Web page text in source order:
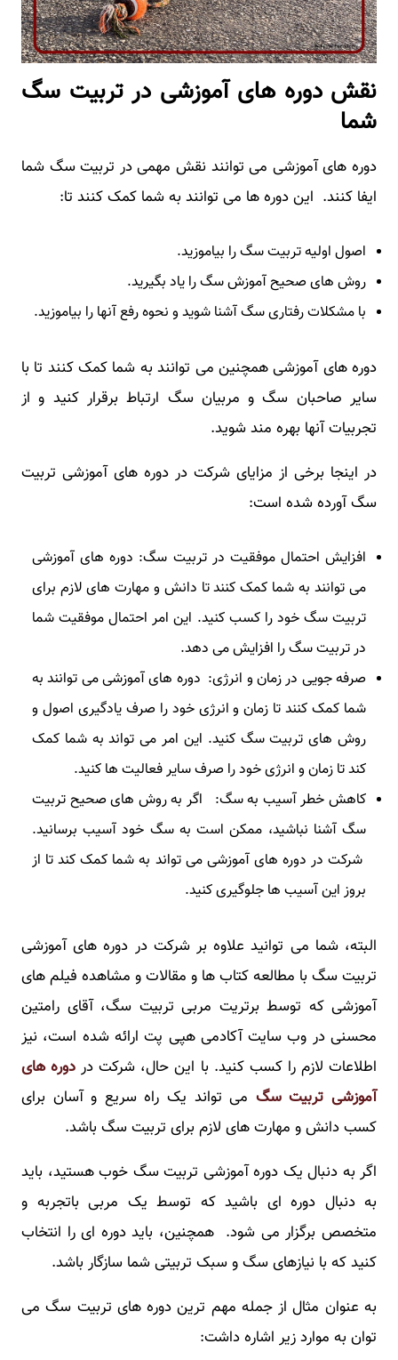
نقش دوره های آموزشی در تربیت سگ
شما
دوره های آموزشی می توانند نقش مهمی در تربیت سگ شما
ایفا کنند. این دوره ها می توانند به شما کمک کنند تا:
اصول اولیه تربیت سگ را بیاموزید.
روش های صحیح آموزش سگ را یاد بگیرید.
با مشکلات رفتاری سگ آشنا شوید و نحوه رفع آنها را بیاموزید.
دوره های آموزشی همچنین می توانند به شما کمک کنند تا با
سایر صاحبان سگ و مربیان سگ ارتباط برقرار کنید و از
تجربیات آنها بهره مند شوید.
در اینجا برخی از مزایای شرکت در دوره های آموزشی تربیت
سگ آورده شده است:
افزایش احتمال موفقیت در تربیت سگ: دوره های آموزشی
می توانند به شما کمک کنند تا دانش و مهارت های لازم برای
تربیت سگ خود را کسب کنید. این امر احتمال موفقیت شما
در تربیت سگ را افزایش می دهد.
صرفه جویی در زمان و انرژی: دوره های آموزشی می توانند به
شما کمک کنند تا زمان و انرژی خود را صرف یادگیری اصول و
روش های تربیت سگ کنید. این امر می تواند به شما کمک
کند تا زمان و انرژی خود را صرف سایر فعالیت ها کنید.
کاهش خطر آسیب به سگ: اگر به روش های صحیح تربیت
سگ آشنا نباشید، ممکن است به سگ خود آسیب برسانید.
شرکت در دوره های آموزشی می تواند به شما کمک کند تا از
بروز این آسیب ها جلوگیری کنید.
البته، شما می توانید علاوه بر شرکت در دوره های آموزشی
تربیت سگ با مطالعه کتاب ها و مقالات و مشاهده فیلم های
آموزشی که توسط برتریت مربی تربیت سگ، آقای رامتین
محسنی در وب سایت آکادمی هپی پت ارائه شده است، نیز
اطلاعات لازم را کسب کنید. با این حال، شرکت در دوره های
آموزشی تربیت سگ می تواند یک راه سریع و آسان برای
کسب دانش و مهارت های لازم برای تربیت سگ باشد.
اگر به دنبال یک دوره آموزشی تربیت سگ خوب هستید، باید
به دنبال دوره ای باشید که توسط یک مربی باتجربه و
متخصص برگزار می شود. همچنین، باید دوره ای را انتخاب
کنید که با نیازهای سگ و سبک تربیتی شما سازگار باشد.
به عنوان مثال از جمله مهم ترین دوره های تربیت سگ می
توان به موارد زیر اشاره داشت: